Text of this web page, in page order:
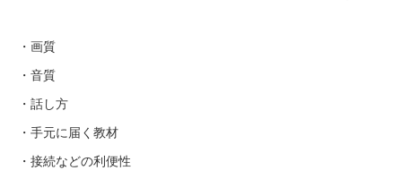
・画質
・音質
・話し方
・手元に届く教材
・接続などの利便性